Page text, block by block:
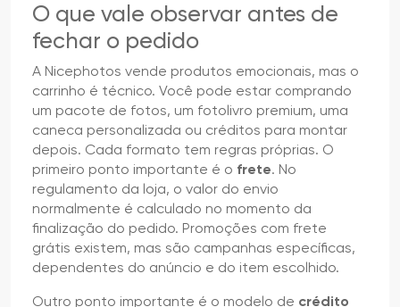
O que vale observar antes de
fechar o pedido
A Nicephotos vende produtos emocionais, mas o
carrinho é técnico. Você pode estar comprando
um pacote de fotos, um fotolivro premium, uma
caneca personalizada ou créditos para montar
depois. Cada formato tem regras próprias. O
primeiro ponto importante é o frete. No
regulamento da loja, o valor do envio
normalmente é calculado no momento da
finalização do pedido. Promoções com frete
grátis existem, mas são campanhas específicas,
dependentes do anúncio e do item escolhido.
Outro ponto importante é o modelo de crédito